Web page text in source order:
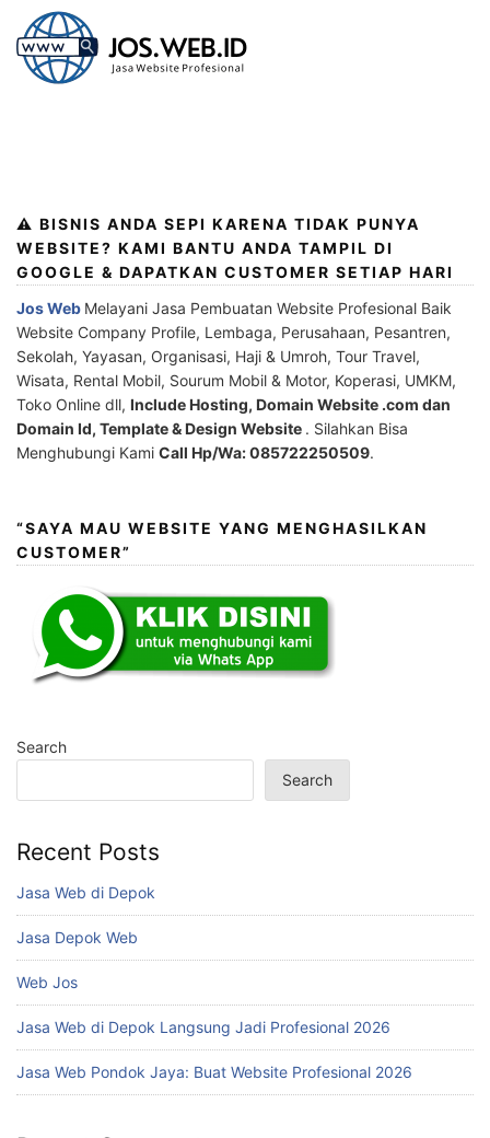
⚠️ BISNIS ANDA SEPI KARENA TIDAK PUNYA
WEBSITE? KAMI BANTU ANDA TAMPIL DI
GOOGLE & DAPATKAN CUSTOMER SETIAP HARI
Jos Web Melayani Jasa Pembuatan Website Profesional Baik
Website Company Profile, Lembaga, Perusahaan, Pesantren,
Sekolah, Yayasan, Organisasi, Haji & Umroh, Tour Travel,
Wisata, Rental Mobil, Sourum Mobil & Motor, Koperasi, UMKM,
Toko Online dll, Include Hosting, Domain Website .com dan
Domain Id, Template & Design Website . Silahkan Bisa
Menghubungi Kami Call Hp/Wa: 085722250509.
“SAYA MAU WEBSITE YANG MENGHASILKAN
CUSTOMER”
Search
Search
Recent Posts
Jasa Web di Depok
Jasa Depok Web
Web Jos
Jasa Web di Depok Langsung Jadi Profesional 2026
Jasa Web Pondok Jaya: Buat Website Profesional 2026